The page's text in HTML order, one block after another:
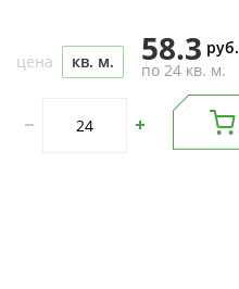
цена кв. м. 58.3 руб.
по 24 кв. м.